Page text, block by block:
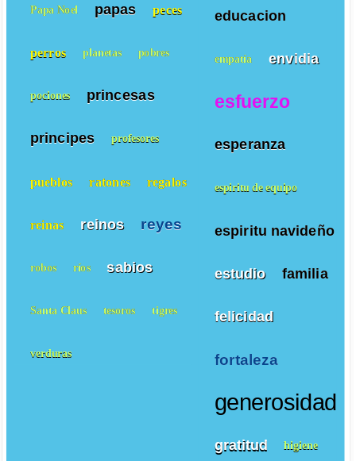
educacion
empatía envidia
esfuerzo
esperanza
espiritu de equipo
espiritu navideño
estudio familia
felicidad
fortaleza
generosidad
gratitud higiene
Papa Noel papas peces
perros planetas pobres
pociones princesas
principes profesores
pueblos ratones regalos
reinas reinos reyes
robos ríos sabios
Santa Claus tesoros tigres
verduras